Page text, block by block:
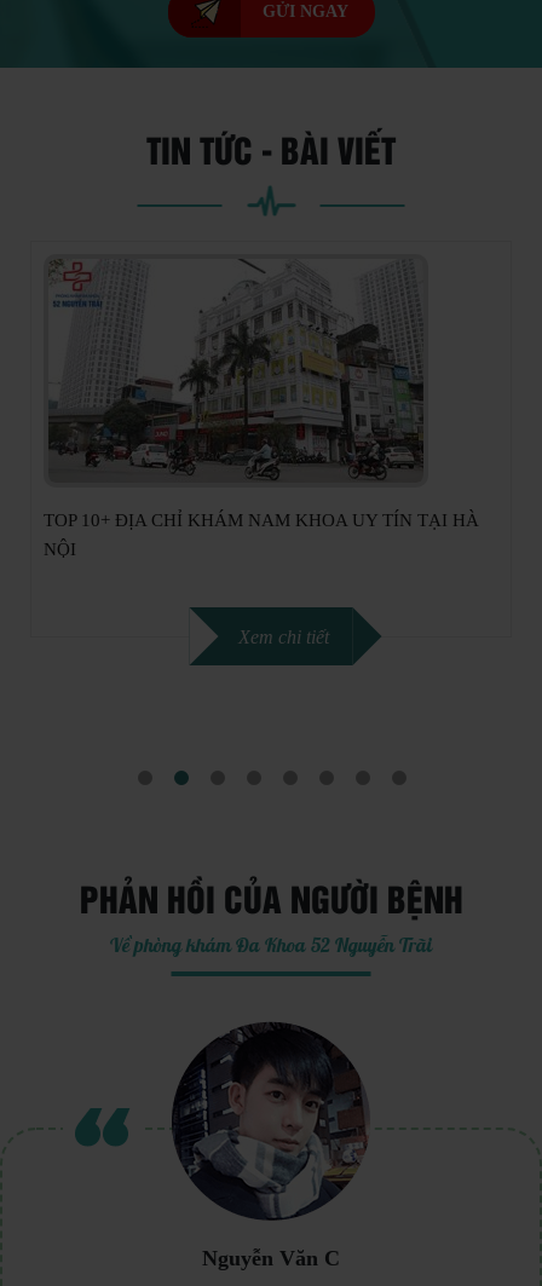
GỬI NGAY
TIN TỨC - BÀI VIẾT
ĐỊA CHỈ KHÁM NAM KHOA UY TÍN TẠI HÀ NỘI –
PHÒNG KHÁM NAM HỌC 52 NGUYỄN TRÃI
Xem chi tiết
PHẢN HỒI CỦA NGƯỜI BỆNH
Về phòng khám Đa Khoa 52 Nguyễn Trãi
Nguyễn Văn C